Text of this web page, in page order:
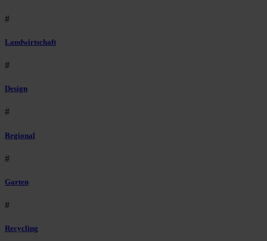
#
Landwirtschaft
#
Design
#
Regional
#
Garten
#
Recycling